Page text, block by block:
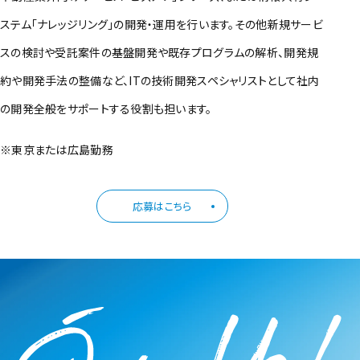
ステム「ナレッジリング」の開発・運用を行います。その他新規サービ
スの検討や受託案件の基盤開発や既存プログラムの解析、開発規
約や開発手法の整備など、ITの技術開発スペシャリストとして社内
の開発全般をサポートする役割も担います。
※東京または広島勤務
応募はこちら